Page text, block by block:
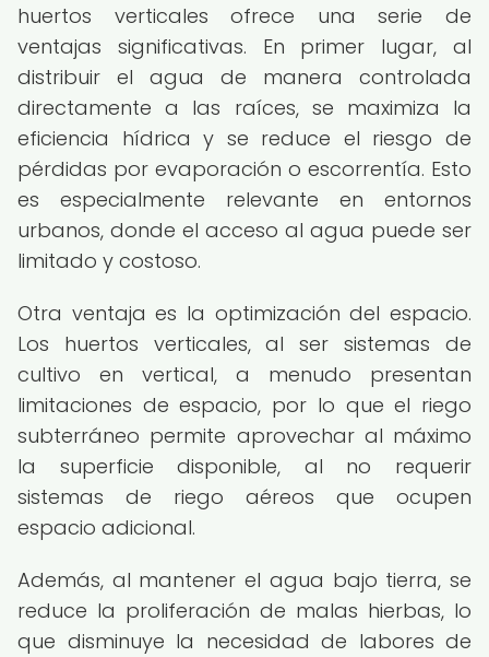
huertos verticales ofrece una serie de
ventajas significativas. En primer lugar, al
distribuir el agua de manera controlada
directamente a las raíces, se maximiza la
eficiencia hídrica y se reduce el riesgo de
pérdidas por evaporación o escorrentía. Esto
es especialmente relevante en entornos
urbanos, donde el acceso al agua puede ser
limitado y costoso.
Otra ventaja es la optimización del espacio.
Los huertos verticales, al ser sistemas de
cultivo en vertical, a menudo presentan
limitaciones de espacio, por lo que el riego
subterráneo permite aprovechar al máximo
la superficie disponible, al no requerir
sistemas de riego aéreos que ocupen
espacio adicional.
Además, al mantener el agua bajo tierra, se
reduce la proliferación de malas hierbas, lo
que disminuye la necesidad de labores de